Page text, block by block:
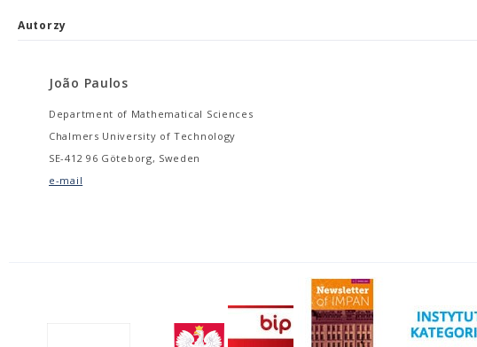
Autorzy
João Paulos
Department of Mathematical Sciences
Chalmers University of Technology
SE-412 96 Göteborg, Sweden
e-mail